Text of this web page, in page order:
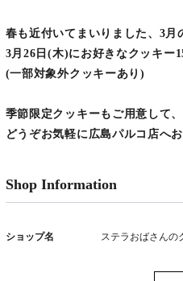
春も近付いてまいりました、3月
3月26日(木)にお好きなクッキー
(一部対象外クッキーあり)
季節限定クッキーもご用意して
どうぞお気軽に広島パルコ店へ
Shop Information
ショップ名 ステラおばさんの